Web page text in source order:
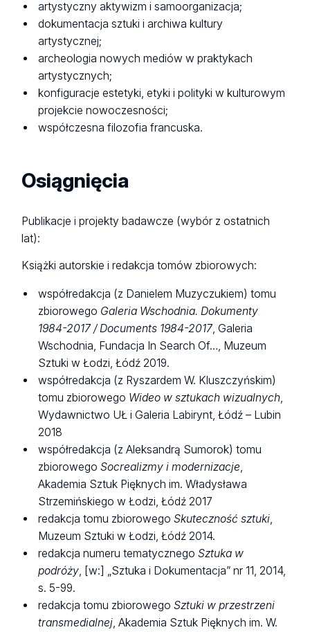
artystyczny aktywizm i samoorganizacja;
dokumentacja sztuki i archiwa kultury
artystycznej;
archeologia nowych mediów w praktykach
artystycznych;
konfiguracje estetyki, etyki i polityki w kulturowym
projekcie nowoczesności;
współczesna filozofia francuska.
Osiągnięcia
Publikacje i projekty badawcze (wybór z ostatnich
lat):
Książki autorskie i redakcja tomów zbiorowych:
współredakcja (z Danielem Muzyczukiem) tomu
zbiorowego Galeria Wschodnia. Dokumenty
1984-2017 / Documents 1984-2017, Galeria
Wschodnia, Fundacja In Search Of…, Muzeum
Sztuki w Łodzi, Łódź 2019.
współredakcja (z Ryszardem W. Kluszczyńskim)
tomu zbiorowego Wideo w sztukach wizualnych
Wydawnictwo UŁ i Galeria Labirynt, Łódź – Lubin
2018
współredakcja (z Aleksandrą Sumorok) tomu
zbiorowegoSocrealizmy i modernizacje
Akademia Sztuk Pięknych im. Władysława
Strzemińskiego w Łodzi, Łódź 2017
redakcja tomu zbiorowegoSkuteczność sztuki
Muzeum Sztuki w Łodzi, Łódź 2014.
redakcja numeru tematycznegoSztuka w
podróży , [w:] „Sztuka i Dokumentacja” nr 11, 2014,
s. 5-99.
redakcja tomu zbiorowegoSztuki w przestrzeni
transmedialnej , Akademia Sztuk Pięknych im. W.